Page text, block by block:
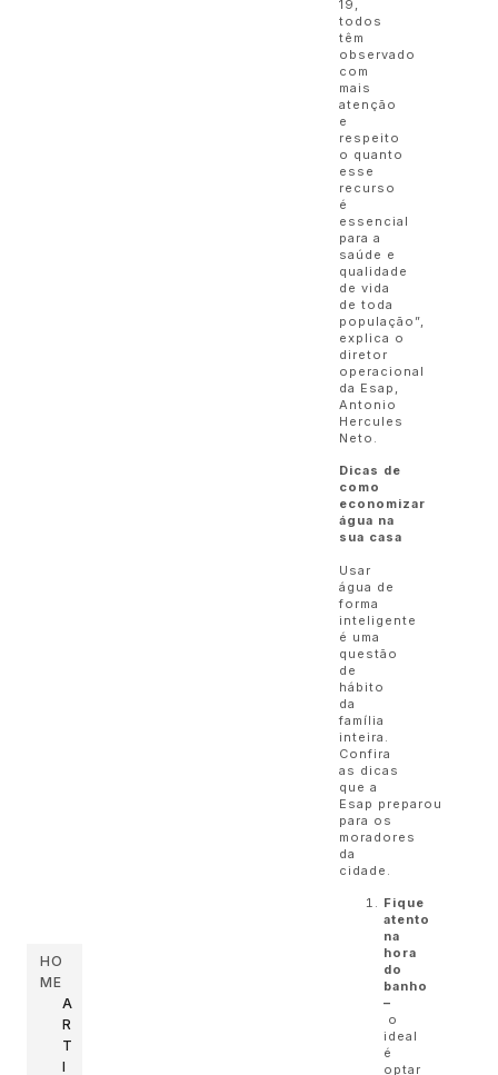
HO
ME
A
R
T
I
19,
todos
têm
observado
com
mais
atenção
e
respeito
o quanto
esse
recurso
é
essencial
para a
saúde e
qualidade
de vida
de toda
população”,
explica o
diretor
operacional
da Esap,
Antonio
Hercules
Neto.
Dicas de
como
economizar
água na
sua casa
Usar
água de
forma
inteligente
é uma
questão
de
hábito
da
família
inteira.
Confira
as dicas
que a
Esap preparou
para os
moradores
da
cidade.
Fique
atento
na
hora
do
banho
–
o
ideal
é
optar